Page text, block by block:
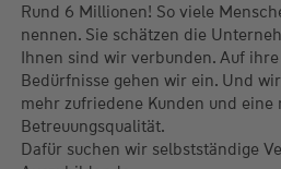
Rund 6 Millionen! So viele
nennen. Sie schätzen die
Ihnen sind wir verbunden. Auf
Bedürfnisse gehen wir ein. Und
mehr zufriedene Kunden und eine
Betreuungsqualität.
Dafür suchen wir selbstständige